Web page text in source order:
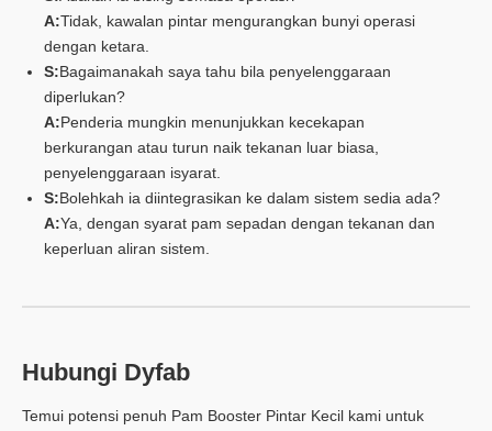
A:Tidak, kawalan pintar mengurangkan bunyi operasi
dengan ketara.
S:Bagaimanakah saya tahu bila penyelenggaraan
diperlukan?
A:Penderia mungkin menunjukkan kecekapan
berkurangan atau turun naik tekanan luar biasa,
penyelenggaraan isyarat.
S:Bolehkah ia diintegrasikan ke dalam sistem sedia ada?
A:Ya, dengan syarat pam sepadan dengan tekanan dan
keperluan aliran sistem.
Hubungi Dyfab
Temui potensi penuh Pam Booster Pintar Kecil kami untuk